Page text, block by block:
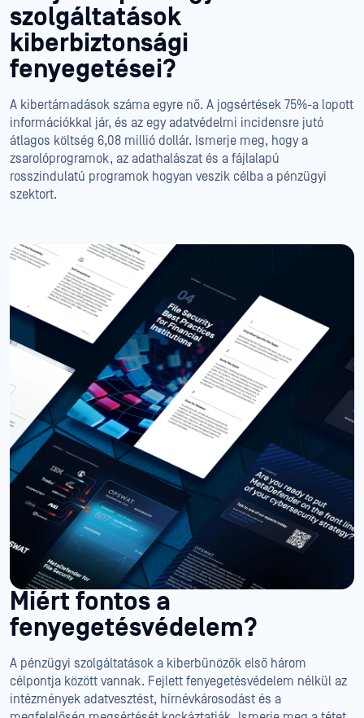
szolgáltatások
kiberbiztonsági
fenyegetései?
A kibertámadások száma egyre nő. A jogsértések 75%-a lopott
információkkal jár, és az egy adatvédelmi incidensre jutó
átlagos költség 6,08 millió dollár. Ismerje meg, hogy a
zsarolóprogramok, az adathalászat és a fájlalapú
rosszindulatú programok hogyan veszik célba a pénzügyi
szektort.
Miért fontos a
fenyegetésvédelem?
A pénzügyi szolgáltatások a kiberbűnözők első három
célpontja között vannak. Fejlett fenyegetésvédelem nélkül az
intézmények adatvesztést, hírnévkárosodást és a